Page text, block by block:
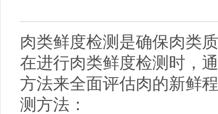
肉类鲜度检测是确保肉类
在进行肉类鲜度检测时，
方法来全面评估肉的新鲜
测方法：